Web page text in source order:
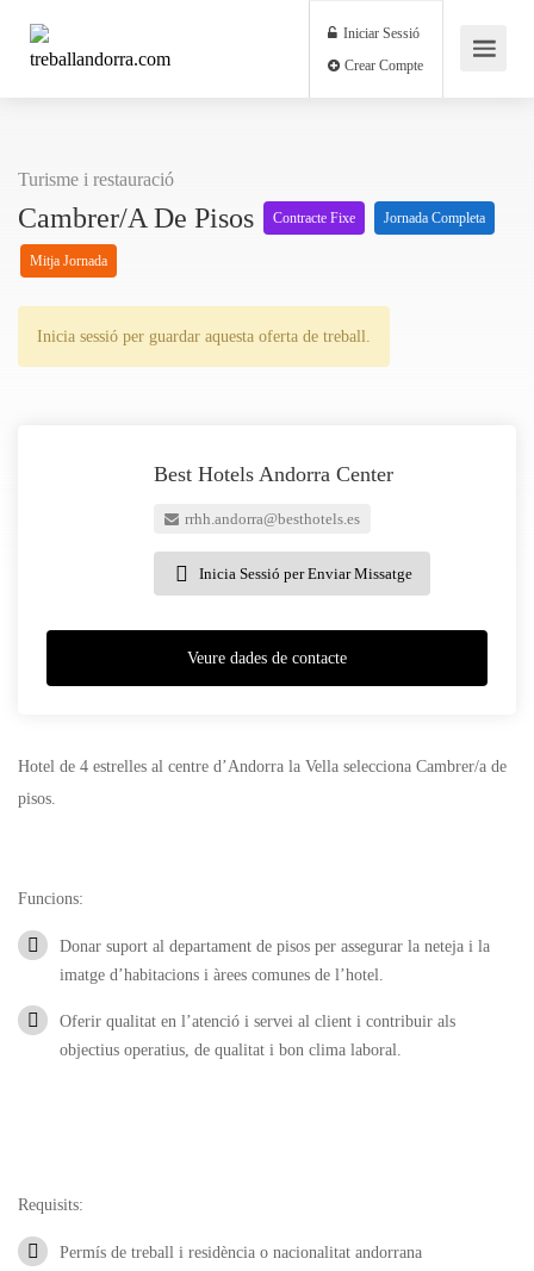
Iniciar Sessió
Crear Compte
Turisme i restauració
Cambrer/a De Pisos Contracte Fixe Jornada Completa
Mitja Jornada
Inicia sessió per guardar aquesta oferta de treball.
Best Hotels Andorra Center
rrhh.andorra@besthotels.es
Inicia Sessió per Enviar Missatge
Veure dades de contacte
Hotel de 4 estrelles al centre d’Andorra la Vella selecciona Cambrer/a de
pisos.
Funcions:
Donar suport al departament de pisos per assegurar la neteja i la
imatge d’habitacions i àrees comunes de l’hotel.
Oferir qualitat en l’atenció i servei al client i contribuir als
objectius operatius, de qualitat i bon clima laboral.
Requisits:
Permís de treball i residència o nacionalitat andorrana